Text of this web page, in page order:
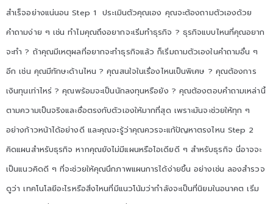
สำเร็จอย่างแน่นอน Step 1 ประเมินตัวคุณเอง คุณจะต้องถามตัวเองด้วย
คำถามง่าย ๆ เช่น ทำไมคุณถึงอยากจะเริ่มทำธุรกิจ ? ธุรกิจแบบไหนที่คุณอยาก
จะทำ ? ถ้าคุณมีเหตุผลที่อยากจะทำธุรกิจแล้ว ก็เริ่มถามตัวเองในคำถามอื่น ๆ
อีก เช่น คุณมีทักษะด้านไหน ? คุณสนใจในเรื่องไหนเป็นพิเศษ ? คุณต้องการ
เงินทุนเท่าไหร่ ? คุณพร้อมจะเป็นนักลงทุนหรือยัง ? คุณต้องตอบคำถามเหล่านี้
ตามความเป็นจริงและซื่อตรงกับตัวเองให้มากที่สุด เพราะมันจะช่วยให้ทุก ๆ
อย่างก้าวหน้าได้อย่างดี และคุณจะรู้ว่าคุณควรจะแก้ปัญหาตรงไหน Step 2
คิดแผนสำหรับธุรกิจ หากคุณยังไม่มีแผนหรือไอเดียดี ๆ สำหรับธุรกิจ นี่อาจจะ
เป็นแนวคิดดี ๆ ที่จะช่วยให้คุณนึกภาพแผนการได้ง่ายขึ้น อย่างเช่น ลองสำรวจ
ดูว่า เทคโนโลยีอะไรหรือสิ่งไหนที่มีแนวโน้มว่ากำลังจะเป็นที่นิยมในอนาคต เริ่ม